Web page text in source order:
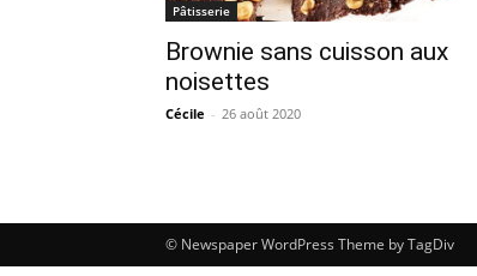
Pâtisserie
Brownie sans cuisson aux
noisettes
Cécile - 26 août 2020
© Newspaper WordPress Theme by TagDiv